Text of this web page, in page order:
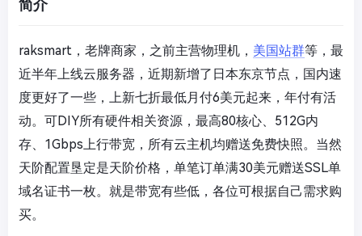
简介
raksmart，老牌商家，之前主营物理机， 美国站群等，最
近半年上线云服务器，近期新增了日本东京节点，国内速
度更好了一些，上新七折最低月付6美元起来，年付有活
动。可DIY所有硬件相关资源，最高80核心、512G内
存、1Gbps上行带宽，所有云主机均赠送免费快照。当然
天阶配置垦定是天阶价格，单笔订单满30美元赠送SSL单
域名证书一枚。就是带宽有些低，各位可根据自己需求购
买。